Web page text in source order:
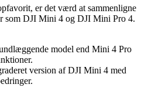
er det værd at sammenligne
som DJI Mini 4 og DJI Mini Pro 4.
model end Mini 4 Pro
version af DJI Mini 4 med